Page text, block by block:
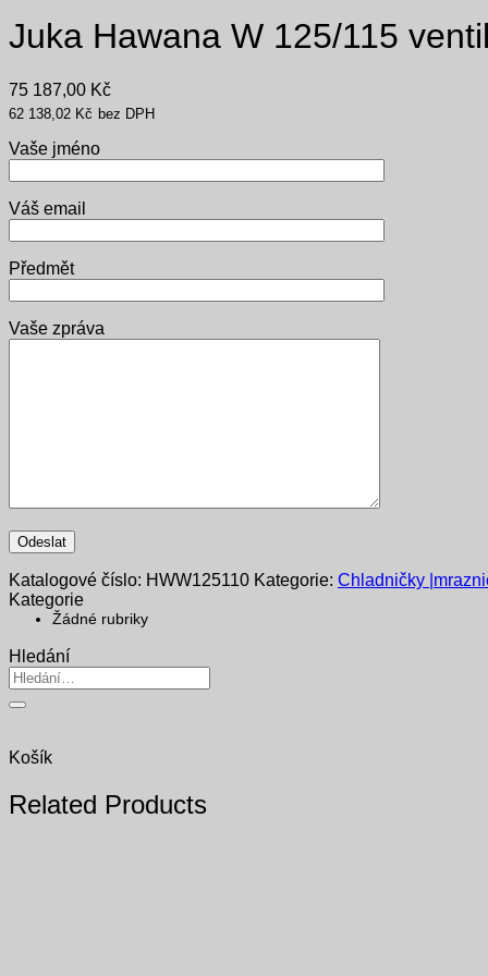
Juka Hawana W 125/115
75 187,00 Kč
62 138,02 Kč bez DPH
Vaše jméno
Váš email
Předmět
Vaše zpráva
Katalogové číslo: HWW125110 Kategorie: Chladničky
Kategorie
Žádné rubriky
Hledání
Hledat:
Košík
Related Products